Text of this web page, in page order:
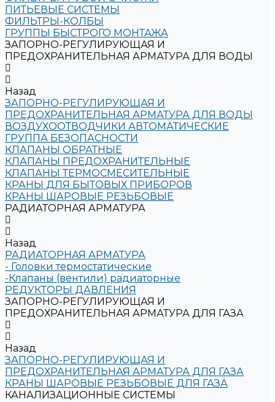
ПИТЬЕВЫЕ СИСТЕМЫ
ФИЛЬТРЫ-КОЛБЫ
ГРУППЫ БЫСТРОГО МОНТАЖА
ЗАПОРНО-РЕГУЛИРУЮЩАЯ И
ПРЕДОХРАНИТЕЛЬНАЯ АРМАТУРА ДЛЯ ВОДЫ
Назад
ЗАПОРНО-РЕГУЛИРУЮЩАЯ И
ПРЕДОХРАНИТЕЛЬНАЯ АРМАТУРА ДЛЯ ВОДЫ
ВОЗДУХООТВОДЧИКИ АВТОМАТИЧЕСКИЕ
ГРУППА БЕЗОПАСНОСТИ
КЛАПАНЫ ОБРАТНЫЕ
КЛАПАНЫ ПРЕДОХРАНИТЕЛЬНЫЕ
КЛАПАНЫ ТЕРМОСМЕСИТЕЛЬНЫЕ
КРАНЫ ДЛЯ БЫТОВЫХ ПРИБОРОВ
КРАНЫ ШАРОВЫЕ РЕЗЬБОВЫЕ
РАДИАТОРНАЯ АРМАТУРА
Назад
РАДИАТОРНАЯ АРМАТУРА
- Головки термостатические
-Клапаны (вентили) радиаторные
РЕДУКТОРЫ ДАВЛЕНИЯ
ЗАПОРНО-РЕГУЛИРУЮЩАЯ И
ПРЕДОХРАНИТЕЛЬНАЯ АРМАТУРА ДЛЯ ГАЗА
Назад
ЗАПОРНО-РЕГУЛИРУЮЩАЯ И
ПРЕДОХРАНИТЕЛЬНАЯ АРМАТУРА ДЛЯ ГАЗА
КРАНЫ ШАРОВЫЕ РЕЗЬБОВЫЕ ДЛЯ ГАЗА
КАНАЛИЗАЦИОННЫЕ СИСТЕМЫ